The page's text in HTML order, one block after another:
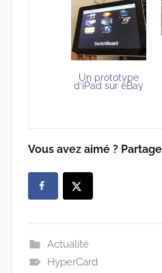
Un prototype
d’iPad sur eBay
Vous avez aimé ?
Actualité
HyperCard